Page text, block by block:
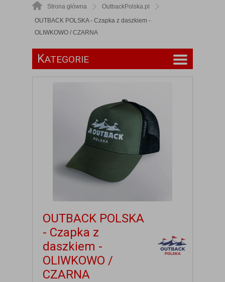
Strona główna
OutbackPolska.pl
OUTBACK POLSKA - Czapka z daszkiem -
OLIWKOWO / CZARNA
KATEGORIE
OUTBACK POLSKA
- Czapka z
daszkiem -
OLIWKOWO /
CZARNA